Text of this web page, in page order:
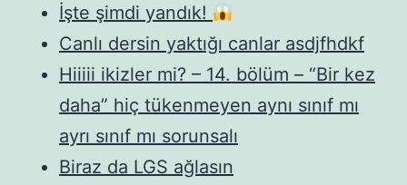
İşte şimdi yandık!
Canlı dersin yaktığı canlar asdjfhdkf
Hiiiii ikizler mi? – 14. bölüm – “Bir kez
daha” hiç tükenmeyen aynı sınıf mı
ayrı sınıf mı sorunsalı
Biraz da LGS ağlasın